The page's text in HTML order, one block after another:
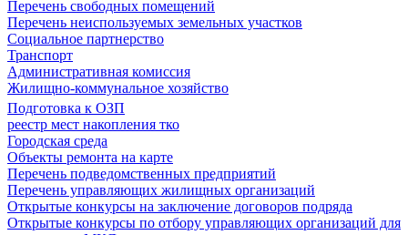
Перечень свободных помещений
Перечень неиспользуемых земельных участков
Социальное партнерство
Транспорт
Административная комиссия
Жилищно-коммунальное хозяйство
Подготовка к ОЗП
реестр мест накопления тко
Городская среда
Объекты ремонта на карте
Перечень подведомственных предприятий
Перечень управляющих жилищных организаций
Открытые конкурсы на заключение договоров подряда
Открытые конкурсы по отбору управляющих организаций для